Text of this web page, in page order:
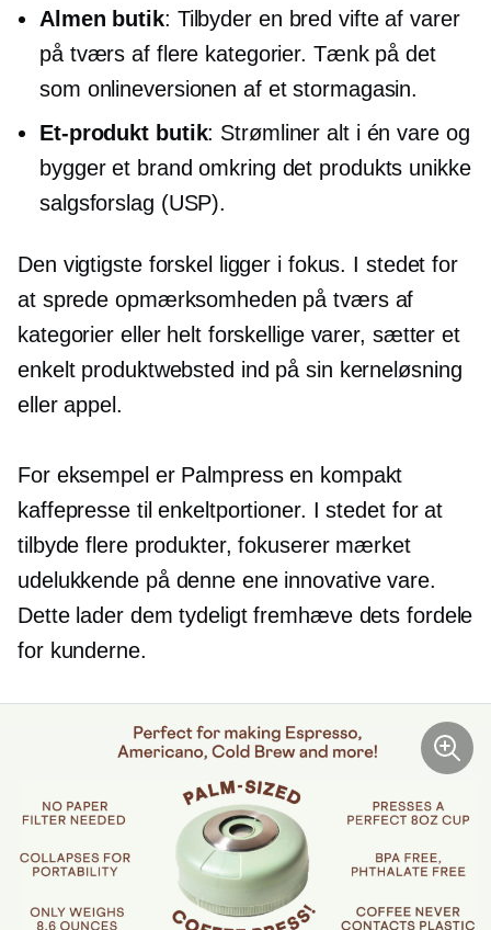
Almen butik: Tilbyder en bred vifte af varer
på tværs af flere kategorier. Tænk på det
som onlineversionen af ​​et stormagasin.
Et-produkt butik: Strømliner alt i én vare og
bygger et brand omkring det produkts unikke
salgsforslag (USP).
Den vigtigste forskel ligger i fokus. I stedet for
at sprede opmærksomheden på tværs af
kategorier eller helt forskellige varer, sætter et
enkelt produktwebsted ind på sin kerneløsning
eller appel.
For eksempel er Palmpress en kompakt
kaffepresse til enkeltportioner. I stedet for at
tilbyde flere produkter, fokuserer mærket
udelukkende på denne ene innovative vare.
Dette lader dem tydeligt fremhæve dets fordele
for kunderne.